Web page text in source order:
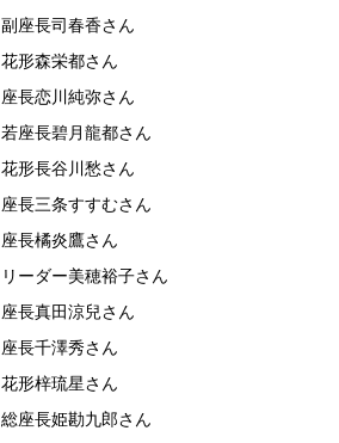
副座長司春香さん
花形森栄都さん
座長恋川純弥さん
若座長碧月龍都さん
花形長谷川愁さん
座長三条すすむさん
座長橘炎鷹さん
リーダー美穂裕子さん
座長真田涼兒さん
座長千澤秀さん
花形梓琉星さん
総座長姫勘九郎さん